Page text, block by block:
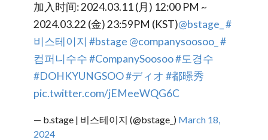
加入时间: 2024.03.11 (月) 12:00 PM ~
2024.03.22 (金) 23:59PM (KST)@bstage_ #
비스테이지 #bstage @companysoosoo_ #
컴퍼니수수#CompanySoosoo#도경수
#DOHKYUNGSOO#ディオ #都暻秀
pic.twitter.com/jEMeeWQG6C
— b.stage | 비스테이지 (@bstage_) March 18,
2024